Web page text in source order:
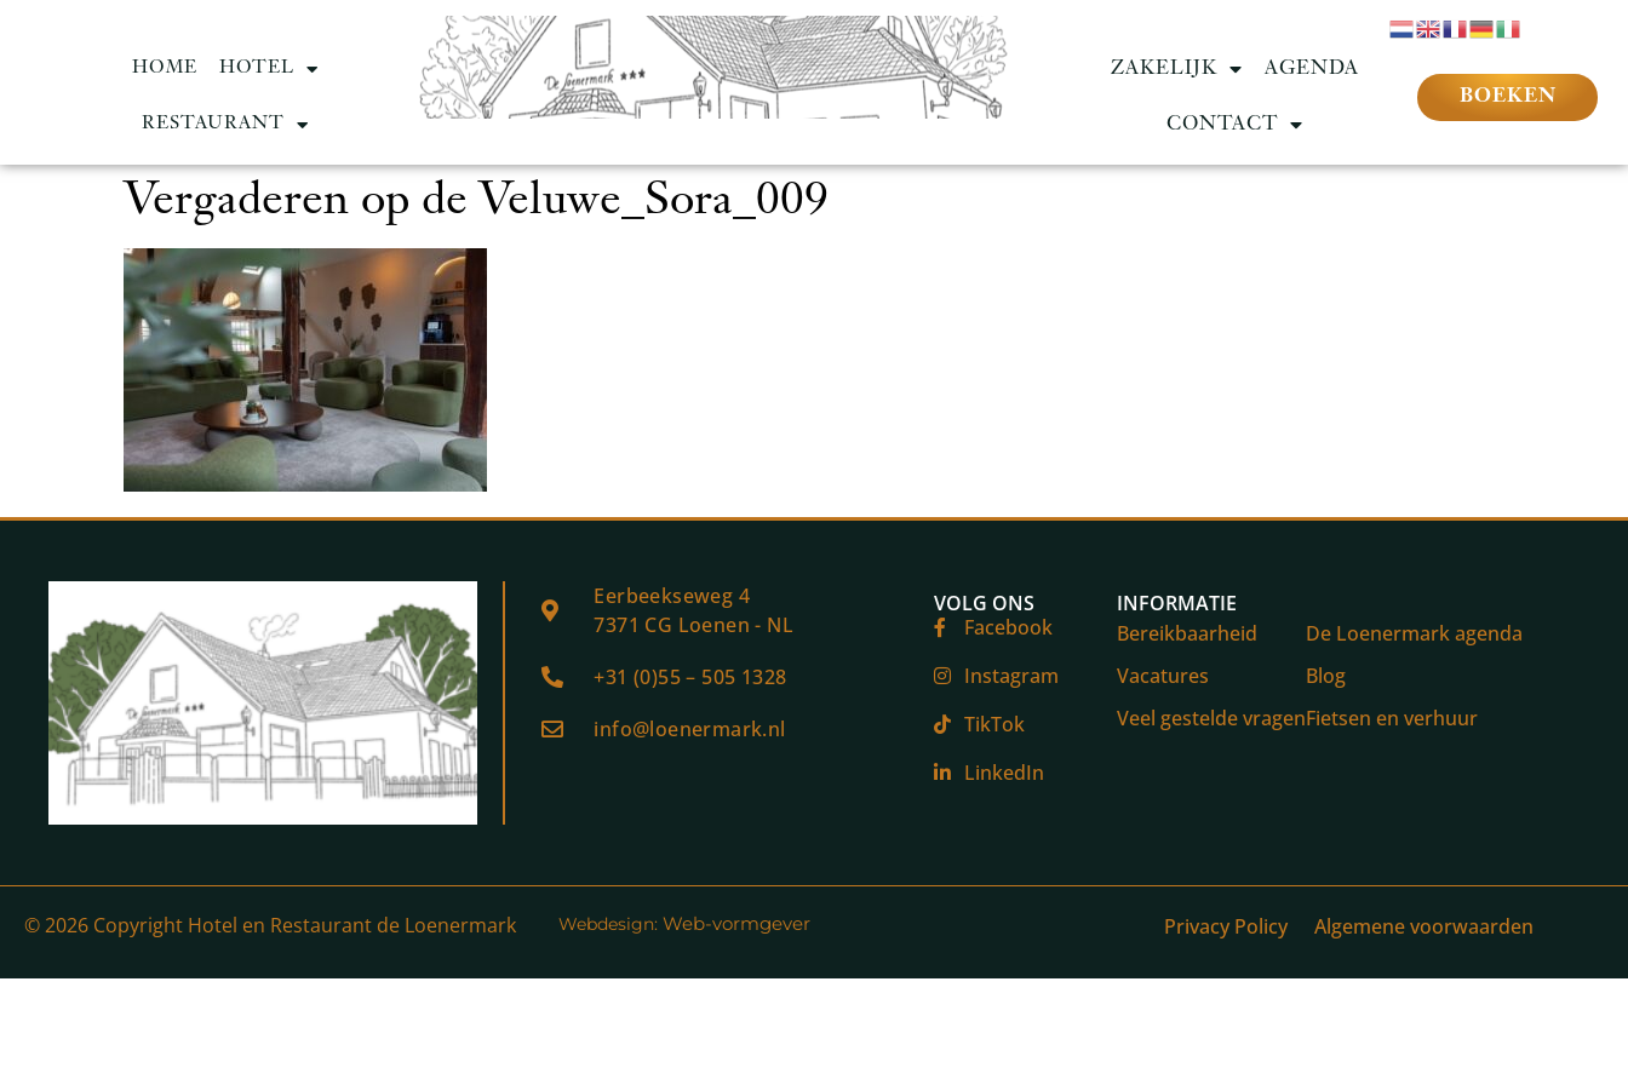
HOME HOTEL
RESTAURANT
ZAKELIJK AGENDA
CONTACT
BOEKEN
Vergaderen op de Veluwe_Sora_009
Eerbeekseweg 4
7371 CG Loenen - NL
+31 (0)55 – 505 1328
info@loenermark.nl
VOLG ONS
Facebook
Instagram
TikTok
LinkedIn
INFORMATIE
Bereikbaarheid
Vacatures
Veel gestelde vragen
De Loenermark agenda
Blog
Fietsen en verhuur
© 2026 Copyright Hotel en Restaurant de Loenermark Webdesign:Web-vormgever Privacy Policy Algemene voorwaarden